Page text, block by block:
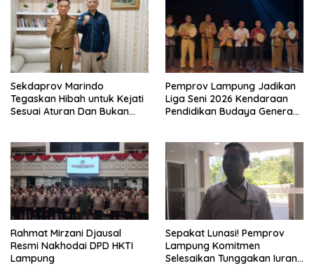
Sekdaprov Marindo
Tegaskan Hibah untuk Kejati
Sesuai Aturan Dan Bukan
Pemprov Lampung Jadikan
Liga Seni 2026 Kendaraan
Pendidikan Budaya Generasi
Rahmat Mirzani Djausal
Resmi Nakhodai DPD HKTI
Lampung
Sepakat Lunasi! Pemprov
Lampung Komitmen
Selesaikan Tunggakan Iuran